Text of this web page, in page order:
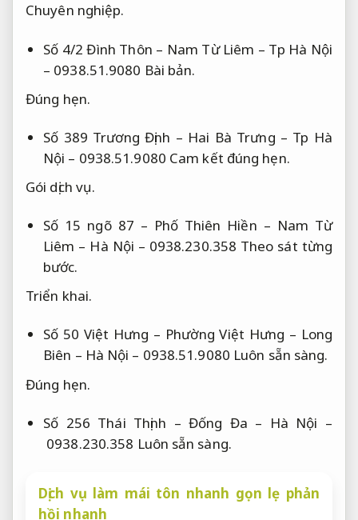
Chuyên nghiệp.
Số 4/2 Đình Thôn – Nam Từ Liêm – Tp Hà Nội
– 0938.51.9080 Bài bản.
Đúng hẹn.
Số 389 Trương Định – Hai Bà Trưng – Tp Hà
Nội – 0938.51.9080 Cam kết đúng hẹn.
Gói dịch vụ.
Số 15 ngõ 87 – Phố Thiên Hiền – Nam Từ
Liêm – Hà Nội – 0938.230.358 Theo sát từng
bước.
Triển khai.
Số 50 Việt Hưng – Phường Việt Hưng – Long
Biên – Hà Nội – 0938.51.9080 Luôn sẵn sàng.
Đúng hẹn.
Số 256 Thái Thịnh – Đống Đa – Hà Nội –
0938.230.358 Luôn sẵn sàng.
Dịch vụ làm mái tôn nhanh gọn lẹ phản
hồi nhanh